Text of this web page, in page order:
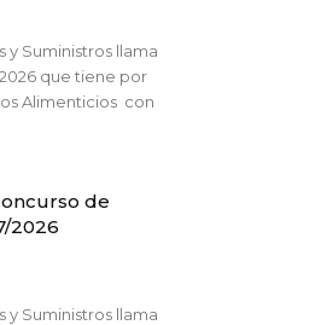
Suministros llama
que tiene por
Alimenticios con
de
2026
Suministros llama